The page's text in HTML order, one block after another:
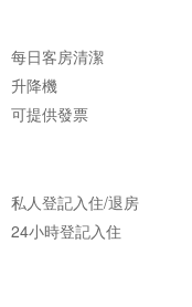
每日客房清潔
升降機
可提供發票
私人登記入住/退房
24小時登記入住